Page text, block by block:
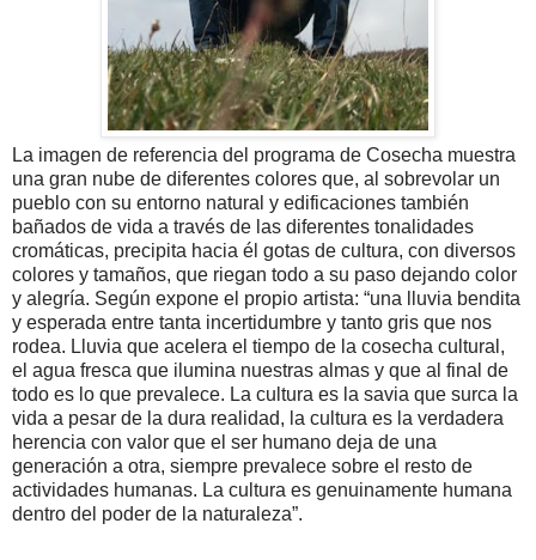
La imagen de referencia del programa de Cosecha muestra
una gran nube de diferentes colores que, al sobrevolar un
pueblo con su entorno natural y edificaciones también
bañados de vida a través de las diferentes tonalidades
cromáticas, precipita hacia él gotas de cultura, con diversos
colores y tamaños, que riegan todo a su paso dejando color
y alegría. Según expone el propio artista: “una lluvia bendita
y esperada entre tanta incertidumbre y tanto gris que nos
rodea. Lluvia que acelera el tiempo de la cosecha cultural,
el agua fresca que ilumina nuestras almas y que al final de
todo es lo que prevalece. La cultura es la savia que surca la
vida a pesar de la dura realidad, la cultura es la verdadera
herencia con valor que el ser humano deja de una
generación a otra, siempre prevalece sobre el resto de
actividades humanas. La cultura es genuinamente humana
dentro del poder de la naturaleza”.